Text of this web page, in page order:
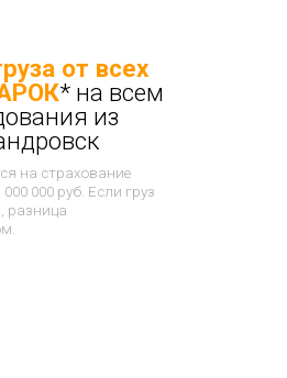
от всех
* на всем
из
на страхование
000 руб. Если груз
разница